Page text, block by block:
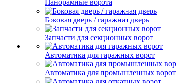
Панорамные ворота
Боковая дверь / гаражная дверь
Запчасти для секционных ворот
Автоматика для гаражных ворот
Автоматика для промышленных ворот